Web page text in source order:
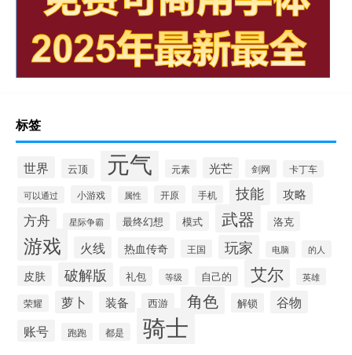
标签
世界 云顶 元气 元素 光芒 剑网 卡丁车
可以通过 小游戏 属性 开原 手机 技能 攻略
方舟 星际争霸 最终幻想 模式 武器 洛克
游戏 火线 热血传奇 王国 玩家 电脑 的人
皮肤 破解版 礼包 等级 自己的 艾尔 英雄
荣耀 萝卜 装备 西游 角色 解锁 谷物
账号 跑跑 都是 骑士